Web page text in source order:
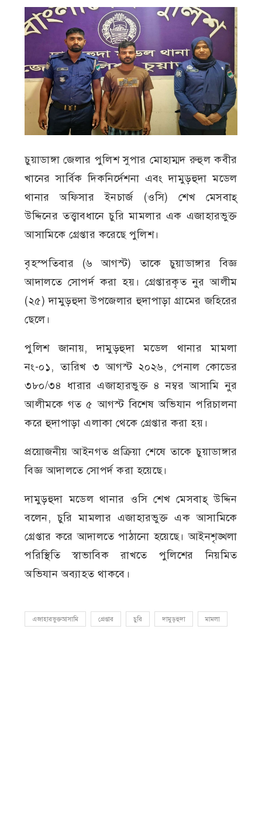
চুয়াডাঙ্গা জেলার পুলিশ সুপার মোহাম্মদ রুহুল কবীর
খানের সার্বিক দিকনির্দেশনা এবং দামুড়হুদা মডেল
থানার অফিসার ইনচার্জ (ওসি) শেখ মেসবাহ্
উদ্দিনের তত্ত্বাবধানে চুরি মামলার এক এজাহারভুক্ত
আসামিকে গ্রেপ্তার করেছে পুলিশ।
বৃহস্পতিবার (৬ আগস্ট) তাকে চুয়াডাঙ্গার বিজ্ঞ
আদালতে সোপর্দ করা হয়। গ্রেপ্তারকৃত নুর আলীম
(২৫) দামুড়হুদা উপজেলার হুদাপাড়া গ্রামের জহিরের
ছেলে।
পুলিশ জানায়, দামুড়হুদা মডেল থানার মামলা
নং-০১, তারিখ ৩ আগস্ট ২০২৬, পেনাল কোডের
৩৮০/৩৪ ধারার এজাহারভুক্ত ৪ নম্বর আসামি নুর
আলীমকে গত ৫ আগস্ট বিশেষ অভিযান পরিচালনা
করে হুদাপাড়া এলাকা থেকে গ্রেপ্তার করা হয়।
প্রয়োজনীয় আইনগত প্রক্রিয়া শেষে তাকে চুয়াডাঙ্গার
বিজ্ঞ আদালতে সোপর্দ করা হয়েছে।
দামুড়হুদা মডেল থানার ওসি শেখ মেসবাহ্ উদ্দিন
বলেন, চুরি মামলার এজাহারভুক্ত এক আসামিকে
গ্রেপ্তার করে আদালতে পাঠানো হয়েছে। আইনশৃঙ্খলা
পরিস্থিতি স্বাভাবিক রাখতে পুলিশের নিয়মিত
অভিযান অব্যাহত থাকবে।
এজাহারভুক্তআসামি গ্রেপ্তার চুরি দামুড়হুদা মামলা